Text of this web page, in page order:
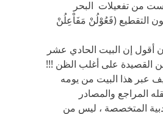
من تفعيلات البحر
التقطيع (فَعُوْلُنْ مَفَاْعِلُنْ
أقول إن البيت الحادي عشر
القصيدة على أغلب الظن !!!
عبر هذا البيت من يومه
المراجع والمصادر
المتخصصة ، ليس من